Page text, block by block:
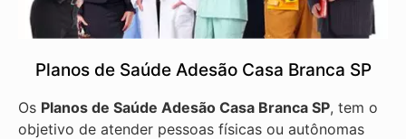
Planos de Saúde Adesão Casa Branca SP
Os Planos de Saúde Adesão Casa Branca SP, tem o
objetivo de atender pessoas físicas ou autônomas